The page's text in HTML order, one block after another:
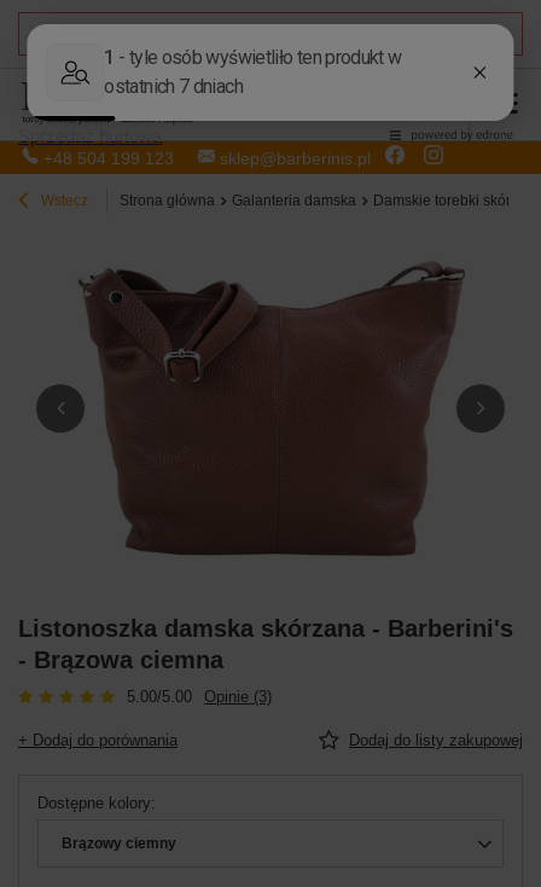
+48 504 199 123 sklep@barberinis.pl
Wstecz Strona główna Galanteria damska Damskie torebki
Listonoszka damska skórzana - Barberini's
- Brązowa ciemna
5.00/5.00 Opinie (3)
+ Dodaj do porównania Dodaj do listy zakupowej
Dostępne kolory
Brązowy ciemny